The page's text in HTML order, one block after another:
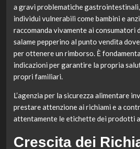
a gravi problematiche
individui vulnerabili come bambini e
raccomanda vivamente ai consumatori
salame pepperino al punto vendita
per ottenere un rimborso. È
indicazioni per garantire la propria
propri familiari.
L’agenzia per la sicurezza alimentare
prestare attenzione ai richiami e a
attentamente le etichette dei prodotti
Crescita dei